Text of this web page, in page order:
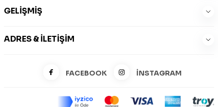
GELIŞMIŞ
ADRES & İLETIŞIM
FACEBOOK İNSTAGRAM